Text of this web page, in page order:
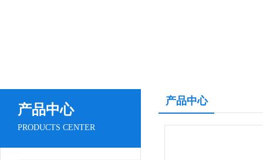
产品中心
PRODUCTS CENTER
产品中心